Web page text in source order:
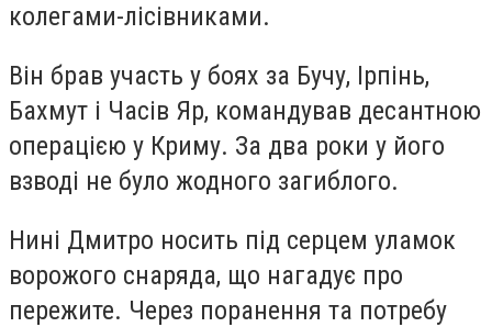
колегами-лісівниками.
Він брав участь у боях за Бучу, Ірпінь,
Бахмут і Часів Яр, командував десантною
операцією у Криму. За два роки у його
взводі не було жодного загиблого.
Нині Дмитро носить під серцем уламок
ворожого снаряда, що нагадує про
пережите. Через поранення та потребу